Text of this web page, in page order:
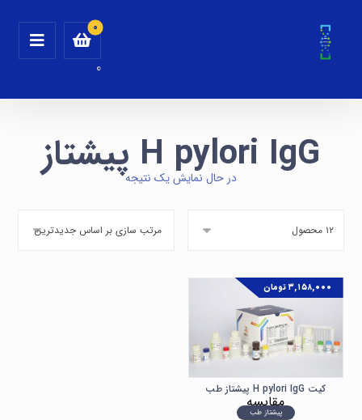
0
H pylori IgG پیشتاز
در حال نمایش یک نتیجه
کیت H pylori IgG پیشتاز طب
پیشتاز طب
۳,۱۵۸,۰۰۰ تومان
مقایسه